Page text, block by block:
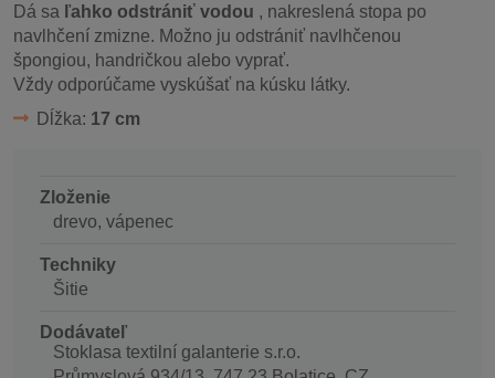
Dá sa ľahko odstrániť vodou , nakreslená stopa po
navlhčení zmizne. Možno ju odstrániť navlhčenou
špongiou, handričkou alebo vyprať.
Vždy odporúčame vyskúšať na kúsku látky.
Dĺžka: 17 cm
Zloženie
drevo, vápenec
Techniky
Šitie
Dodávateľ
Stoklasa textilní galanterie s.r.o.